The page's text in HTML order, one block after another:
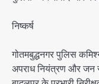
निष्कर्ष
गोतमबुद्धनगर पुलिस
अपराध नियंत्रण और जन